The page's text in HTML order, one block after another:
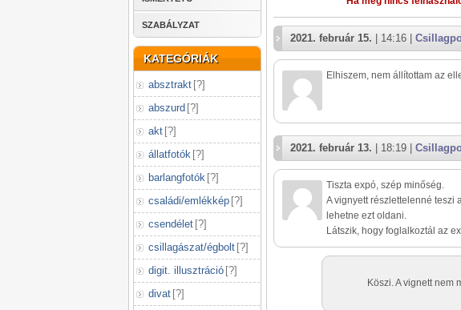
SZABÁLYZAT
KATEGÓRIÁK
absztrakt [?]
abszurd [?]
akt [?]
állatfotók [?]
barlangfotók [?]
családi/emlékkép [?]
csendélet [?]
csillagászat/égbolt [?]
digit. illusztráció [?]
divat [?]
2021. február 15. | 14:16 |
Elhiszem, nem állítottam az
2021. február 13. | 18:19 |
Tiszta expó, szép minőség.
A vignyett részlettelenné teszi
lehetne ezt oldani.
Látszik, hogy foglalkoztál az
Köszi. A vignett nem